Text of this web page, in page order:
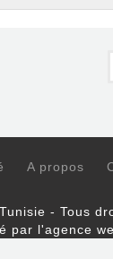
Tunisie 2012
A propos
- Tous
par l'agence